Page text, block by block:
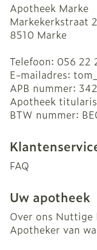
Apotheek Marke
Markekerkstraat
8510 Marke
Telefoon: 056 22
E-mailadres:
APB nummer:
Apotheek
BTW nummer:
FAQ
Uw apotheek
Over ons Nuttige
Apotheker van